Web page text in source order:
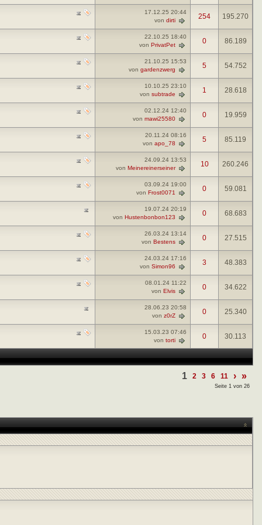
17.12.25 20:44
von dirti 254 195.270
22.10.25 18:40
von PrivatPet 0 86.189
21.10.25 15:53
von gardenzwerg 5 54.752
10.10.25 23:10
von subtrade 1 28.618
02.12.24 12:40
von mawi25580 0 19.959
20.11.24 08:16
von apo_78 5 85.119
24.09.24 13:53
von Meinereinerseiner 10 260.246
03.09.24 19:00
von Frost0071 0 59.081
19.07.24 20:19
von Hustenbonbon123 0 68.683
26.03.24 13:14
von Bestens 0 27.515
24.03.24 17:16
von Simon96 3 48.383
08.01.24 11:22
von Elvis 0 34.622
28.06.23 20:58
von z0rZ 0 25.340
15.03.23 07:46
von torti 0 30.113
1 2 3 6 11 › »
Seite 1 von 26